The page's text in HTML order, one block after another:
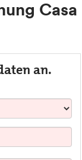
Casa
an.